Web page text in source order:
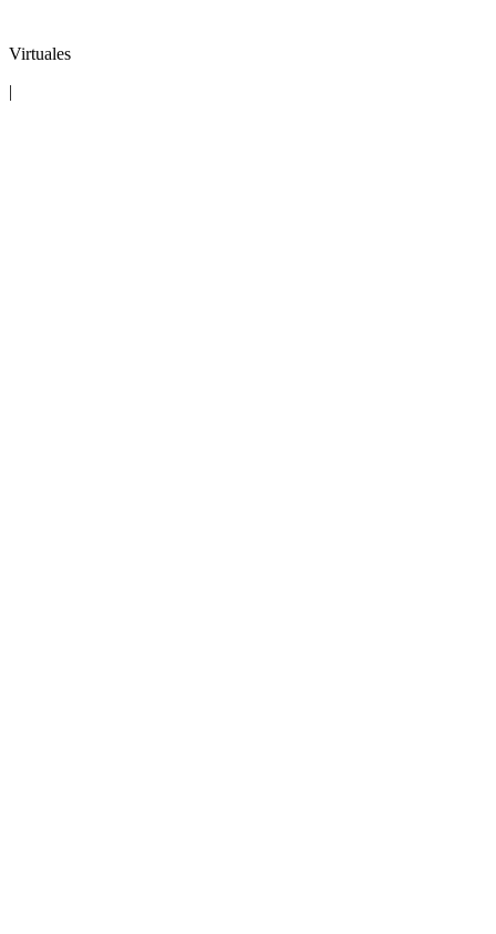
Virtuales
|